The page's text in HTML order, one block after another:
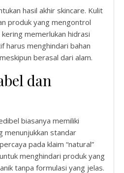
hasil akhir skincare. Kulit
produk yang mengontrol
memerlukan hidrasi
harus menghindari bahan
berasal dari alam.
dan
biasanya memiliki
standar
pada klaim “natural”
menghindari produk yang
tanpa formulasi yang jelas.